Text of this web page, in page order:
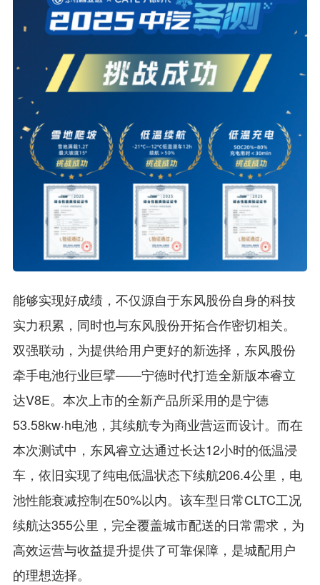
能够实现好成绩，不仅源自于东风股份自身的科技
实力积累，同时也与东风股份开拓合作密切相关。
双强联动，为提供给用户更好的新选择，东风股份
牵手电池行业巨擘——宁德时代打造全新版本睿立
达V8E。本次上市的全新产品所采用的是宁德
53.58kw·h电池，其续航专为商业营运而设计。而在
本次测试中，东风睿立达通过长达12小时的低温浸
车，依旧实现了纯电低温状态下续航206.4公里，电
池性能衰减控制在50%以内。该车型日常CLTC工况
续航达355公里，完全覆盖城市配送的日常需求，为
高效运营与收益提升提供了可靠保障，是城配用户
的理想选择。